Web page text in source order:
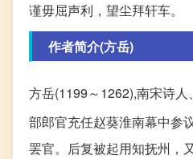
谨毋屈声利，望尘拜轩车。
作者简介(方岳)
方岳(1199～1262),南宋诗
部郎官充任赵葵淮南幕中参
罢官。后复被起用知抚州，